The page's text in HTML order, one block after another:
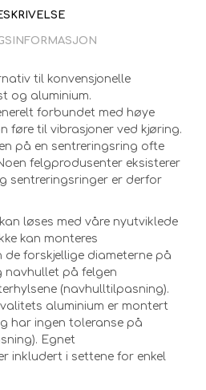
til konvensjonelle
og aluminium.
forbundet med høye
føre til vibrasjoner ved kjøring.
på en sentreringsring ofte
felgprodusenter eksisterer
sentreringsringer er derfor
løses med våre nyutviklede
kan monteres
forskjellige diameterne på
navhullet på felgen
(navhulltilpasning).
aluminium er montert
har ingen toleranse på
Egnet
inkludert i settene for enkel